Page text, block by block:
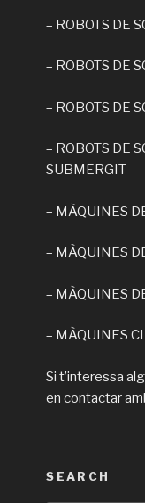
– ROBOTS DE
– ROBOTS DE
– ROBOTS DE
– ROBOTS DE
SUBMERGIT
– MÀQUINES
– MÀQUINES
– MÀQUINES
– MÀQUINES
Si t’interessa
en contactar
SEARCH